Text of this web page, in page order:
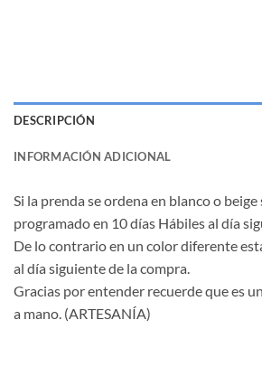
DESCRIPCIÓN
INFORMACIÓN ADICIONAL
Si la prenda se ordena en blanco o beige
programado en 10 días Hábiles al día
De lo contrario en un color diferente
al día siguiente de la compra.
Gracias por entender recuerde que es
a mano. (ARTESANÍA)